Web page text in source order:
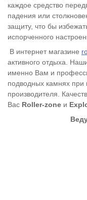
каждое средство
падения или
защиту, что бы
испорченного
В интернет магазине
активного отдыха.
именно Вам и
подводных камнях при
производителя.
Вас Roller-zone и